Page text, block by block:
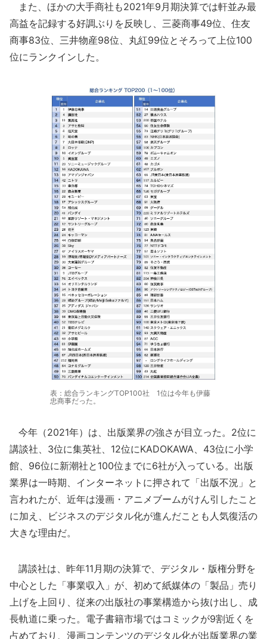
また、ほかの大手商社も2021年9月期決算では軒並み最
高益を記録する好調ぶりを反映し、三菱商事49位、住友
商事83位、三井物産98位、丸紅99位とそろって上位100
位にランクインした。
表：総合ランキングTOP100社 1位は今年も伊藤
忠商事だった。
今年（2021年）は、出版業界の強さが目立った。2位に
講談社、3位に集英社、12位にKADOKAWA、43位に小学
館、96位に新潮社と100位までに6社が入っている。出版
業界は一時期、インターネットに押されて「出版不況」と
言われたが、近年は漫画・アニメブームがけん引したこと
に加え、ビジネスのデジタル化が進んだことも人気復活の
大きな理由だ。
講談社は、昨年11月期の決算で、デジタル・版権分野を
中心とした「事業収入」が、初めて紙媒体の「製品」売り
上げを上回り、従来の出版社の事業構造から抜け出し、成
長軌道に乗った。電子書籍市場ではコミックが9割近くを
占めており、漫画コンテンツのデジタル化が出版業界の業